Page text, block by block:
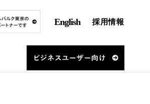
English 採用情報